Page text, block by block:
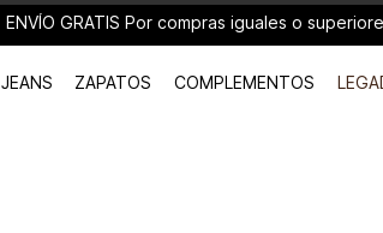
ENVÍO GRATIS Por compras iguales o
JEANS ZAPATOS COMPLEMENTOS